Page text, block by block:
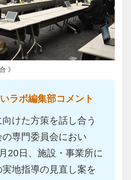
》
ラボ編集部コメント
けた方策を話し合う
専門委員会におい
20日、施設・事業所に
地指導の見直し案を